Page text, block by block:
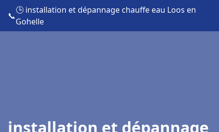
📞
🕒 installation et dépannage chauffe eau Loos en
Gohelle
installation et dépannage